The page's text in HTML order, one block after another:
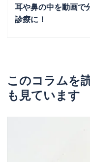
耳や鼻の中を動画で
診療に！
このコラムを
も見ています